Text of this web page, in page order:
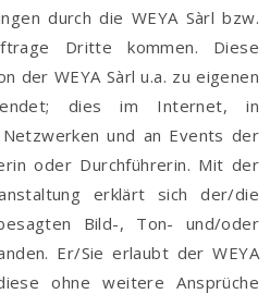
durch die WEYA Sàrl bzw.
Dritte kommen. Diese
der WEYA Sàrl u.a. zu eigenen
dies im Internet, in
und an Events der
oder Durchführerin. Mit der
erklärt sich der/die
Bild-, Ton- und/oder
Er/Sie erlaubt der WEYA
ohne weitere Ansprüche